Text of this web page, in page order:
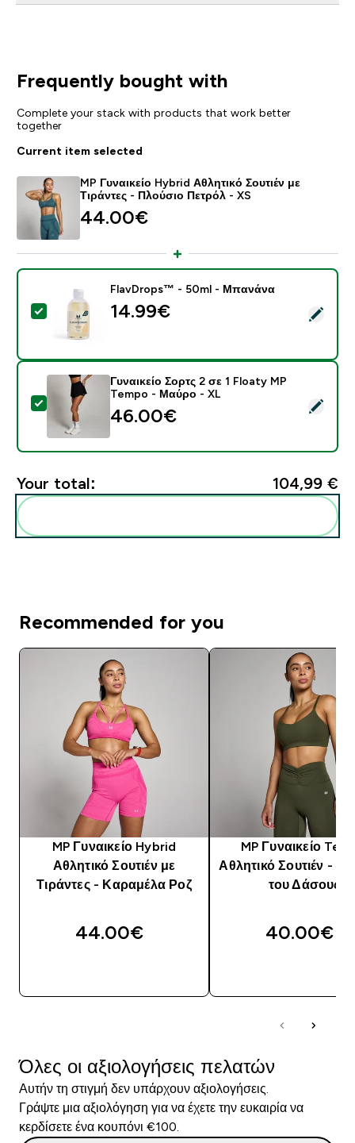
Frequently bought with
Complete your stack with products that work better
together
Current item selected
MP Γυναικείο Hybrid Αθλητικό Σουτιέν με
Τιράντες - Πλούσιο Πετρόλ - XS
44.00€‎
Select this product - FlavDrops™ - 50ml - Μπανάνα
FlavDrops™ - 50ml - Μπανάνα
14.99€‎
Select this product - Γυναικείο Σορτς 2 σε 1 Floaty
Γυναικείο Σορτς 2 σε 1 Floaty MP
Tempo - Μαύρο - XL
46.00€‎
Your total: 104,99 €‎
Recommended for you
MP Γυναικείο Hybrid
Αθλητικό Σουτιέν με
Τιράντες - Καραμέλα Ροζ
44.00€‎
MP Γυναικείο
Αθλητικό Σουτιέν -
του Δάσους
40.00€‎
Όλες οι αξιολογήσεις πελατών
Αυτήν τη στιγμή δεν υπάρχουν αξιολογήσεις.
Γράψτε μια αξιολόγηση για να έχετε την ευκαιρία να
κερδίσετε ένα κουπόνι €100.